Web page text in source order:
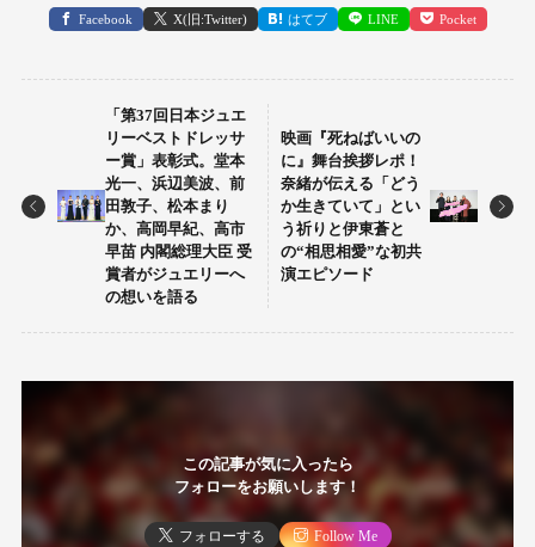
Facebook X(旧:Twitter) はてブ LINE Pocket
「第37回日本ジュエ
リーベストドレッサ
ー賞」表彰式。堂本
光一、浜辺美波、前
田敦子、松本まり
か、高岡早紀、高市
早苗 内閣総理大臣 受
賞者がジュエリーへ
の想いを語る
映画『死ねばいいの
に』舞台挨拶レポ！
奈緒が伝える「どう
か生きていて」とい
う祈りと伊東蒼と
の“相思相愛”な初共
演エピソード
この記事が気に入ったら
フォローをお願いします！
フォローする Follow Me